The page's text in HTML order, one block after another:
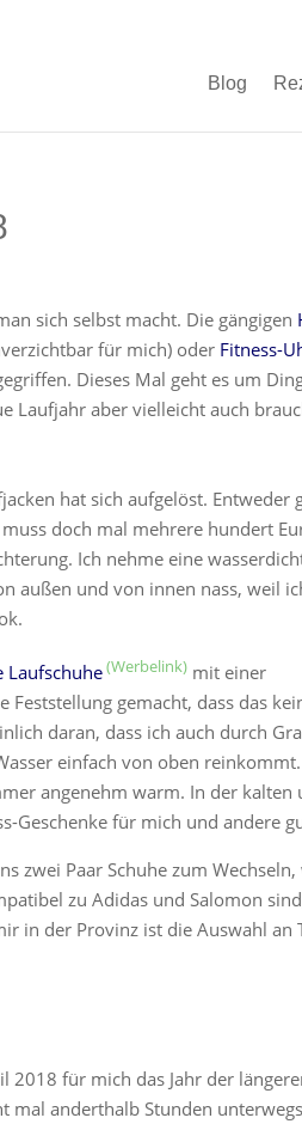
Blog
sich selbst macht. Die gängigen
für mich) oder Fitness-
Dieses Mal geht es um
Laufjahr aber vielleicht auch
hat sich aufgelöst. Entweder
doch mal mehrere hundert
Ich nehme eine
außen und von innen nass, weil
Laufschuhe
mit einer
gemacht, dass das
daran, dass ich auch durch
einfach von oben
angenehm warm. In der kalten
Geschenke für mich und andere
zwei Paar Schuhe zum
zu Adidas und Salomon
in der Provinz ist die Auswahl an
2018 für mich das Jahr der
mal anderthalb Stunden